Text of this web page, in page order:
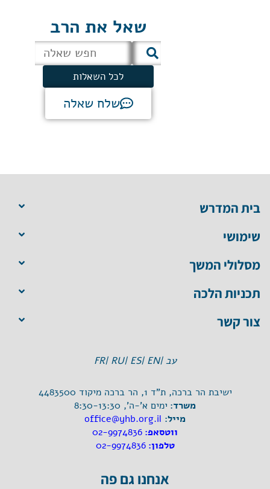
שאל את הרב
לכל השאלות
שלח שאלה
בית המדרש
שימושי
מסלולי המשך
תכניות הלכה
צור קשר
עב |EN |
ES |
RU |
FR
ישיבת הר ברכה, ת"ד 1, הר ברכה מיקוד 4483500
משרד:ימים א'-ה', 8:30-13:30
מייל: office@yhb.org.il
ווטסאפ:02-9974836
טלפון:02-9974836
אנחנו גם פה